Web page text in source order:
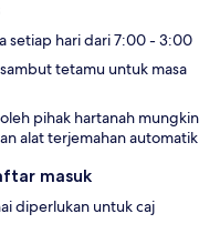
setiap hari dari 7:00 - 3:00
tetamu untuk masa
pihak hartanah mungkin
alat terjemahan automatik
masuk
diperlukan untuk caj